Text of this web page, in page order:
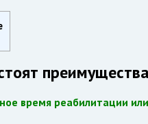
время реабилитации